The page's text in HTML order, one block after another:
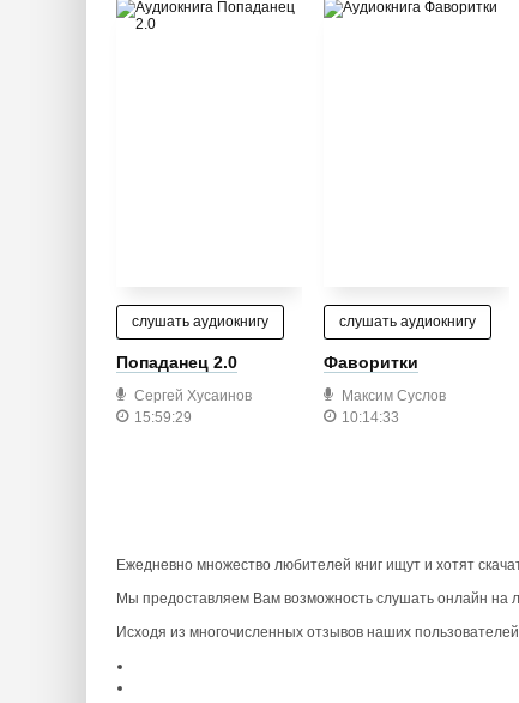
слушать аудиокнигу
Попаданец 2.0
Сергей Хусаинов
15:59:29
слушать аудиокнигу
Фаворитки
Максим Суслов
10:14:33
Ежедневно множество любителей книг ищут и хотят
Мы предоставляем Вам возможность слушать онлайн на
Исходя из многочисленных отзывов наших